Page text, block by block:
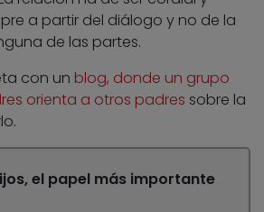
a partir del diálogo y no de la
de las partes.
con un blog, donde un grupo
orienta a otros padres sobre la
el papel más importante